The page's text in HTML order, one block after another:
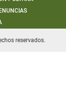
reservados.